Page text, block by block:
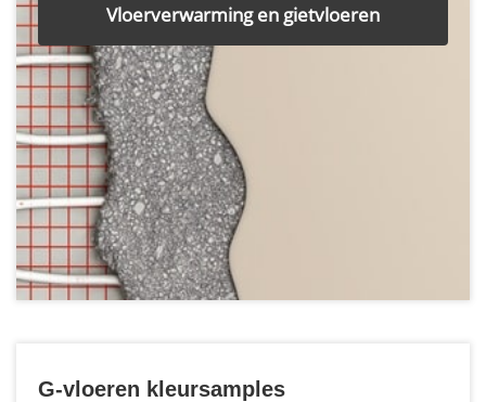
Vloerverwarming en gietvloeren
G-vloeren kleursamples